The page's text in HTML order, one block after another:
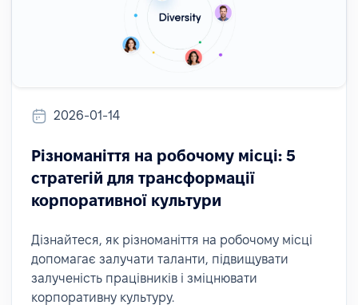
2026-01-14
Різноманіття на робочому місці: 5
стратегій для трансформації
корпоративної культури
Дізнайтеся, як різноманіття на робочому місці
допомагає залучати таланти, підвищувати
залученість працівників і зміцнювати
корпоративну культуру.